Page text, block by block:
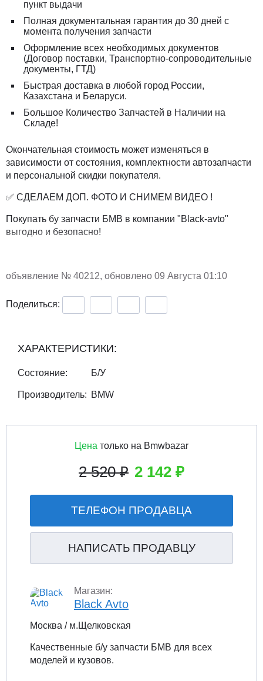
пункт выдачи
Полная документальная гарантия до 30 дней с
момента получения запчасти
Оформление всех необходимых документов
(Договор поставки, Транспортно-сопроводительные
документы, ГТД)
Быстрая доставка в любой город России,
Казахстана и Беларуси.
Большое Количество Запчастей в Наличии на
Складе!
Окончательная стоимость может изменяться в
зависимости от состояния, комплектности автозапчасти
и персональной скидки покупателя.
✅ СДЕЛАЕМ ДОП. ФОТО И СНИМЕМ ВИДЕО !
Покупать бу запчасти БМВ в компании "Black-avto"
выгодно и безопасно!
объявление № 40212, обновлено 09 Августа 01:10
Поделиться:
Цена только на Bmwbazar
2 520 ₽ 2 142 ₽
ТЕЛЕФОН ПРОДАВЦА
НАПИСАТЬ ПРОДАВЦУ
Магазин:
Black Avto
Москва / м.Щелковская
Качественные б/у запчасти БМВ для всех
моделей и кузовов.
ХАРАКТЕРИСТИКИ:
Состояние: Б/У
Производитель: BMW